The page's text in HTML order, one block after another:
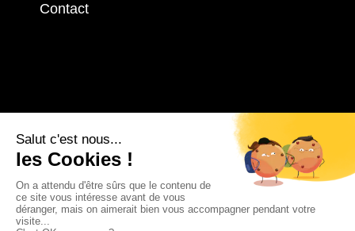
Contact
Contactez-nous